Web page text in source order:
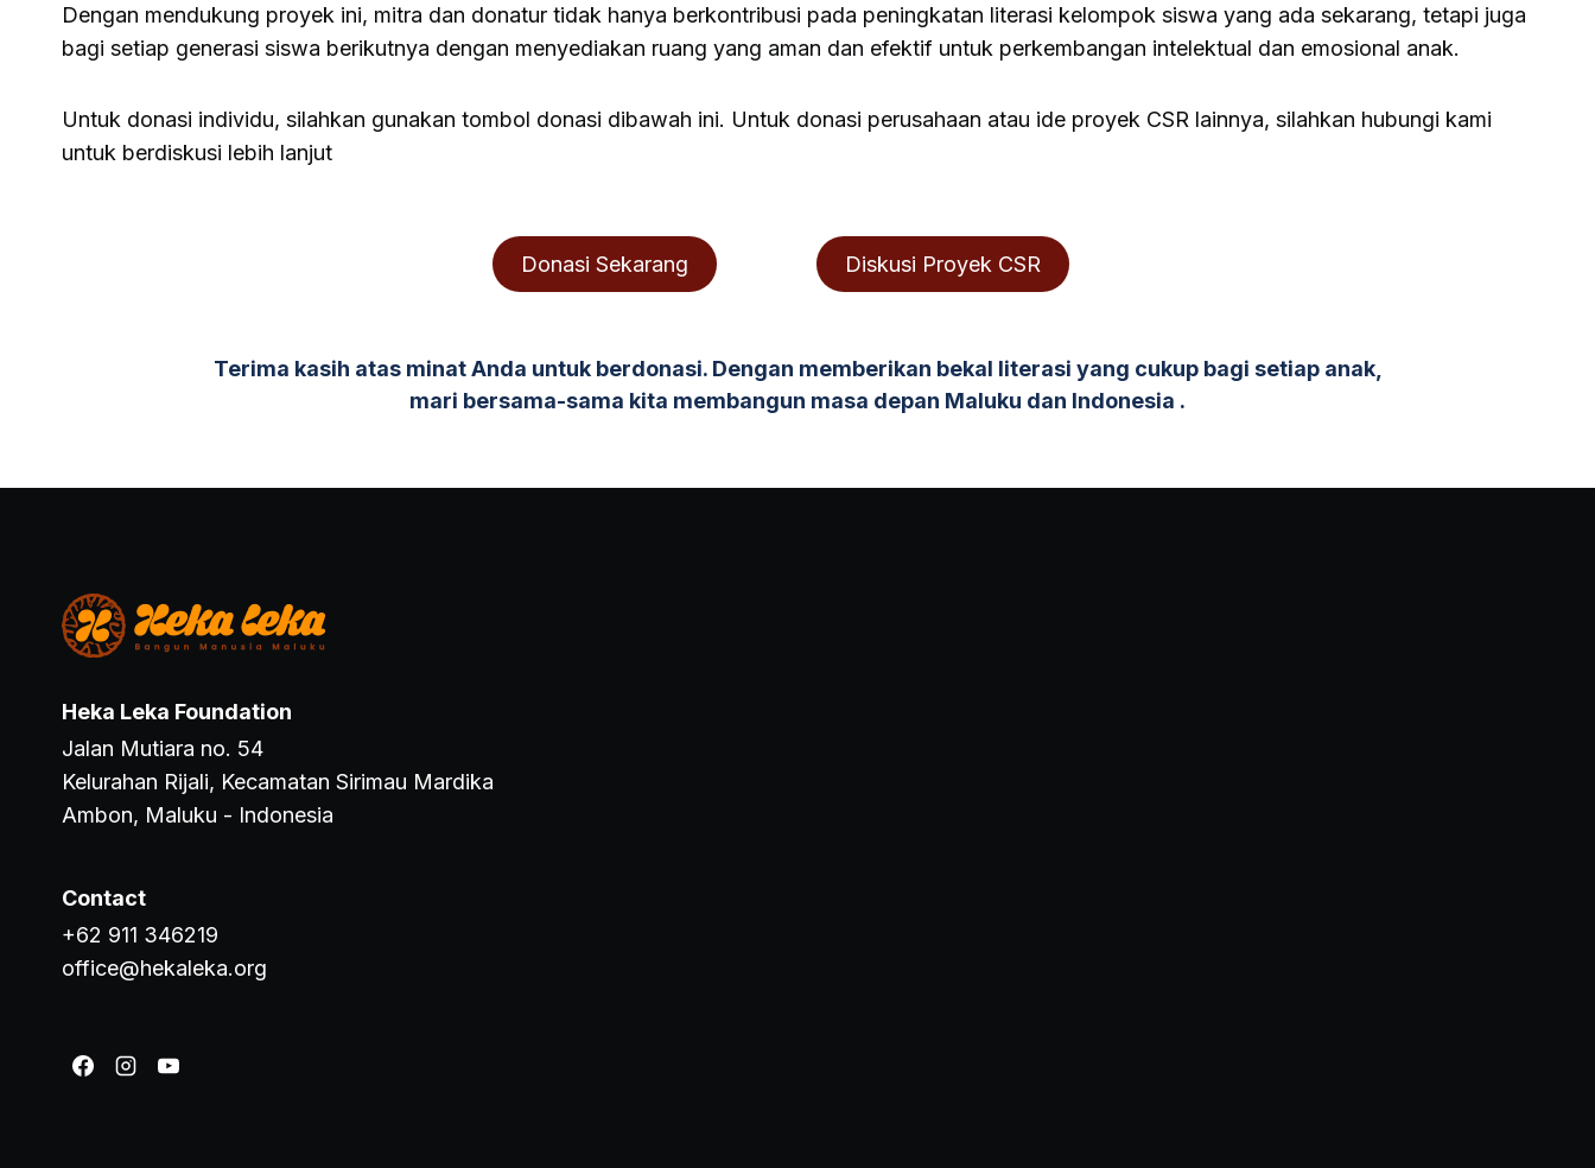
Dengan mendukung proyek ini, mitra dan donatur tidak hanya berkontribusi pada peningkatan literasi kelompok siswa yang ada sekarang, tetapi juga
bagi setiap generasi siswa berikutnya dengan menyediakan ruang yang aman dan efektif untuk perkembangan intelektual dan emosional anak.
Untuk donasi individu, silahkan gunakan tombol donasi dibawah ini. Untuk donasi perusahaan atau ide proyek CSR lainnya, silahkan hubungi kami
untuk berdiskusi lebih lanjut
Donasi Sekarang Diskusi Proyek CSR
Terima kasih atas minat Anda untuk berdonasi. Dengan memberikan bekal literasi yang cukup bagi setiap anak,
mari bersama-sama kita membangun masa depan Maluku dan Indonesia .
Heka Leka Foundation
Jalan Mutiara no. 54
Kelurahan Rijali, Kecamatan Sirimau Mardika
Ambon, Maluku - Indonesia
Contact
+62 911 346219
office@hekaleka.org